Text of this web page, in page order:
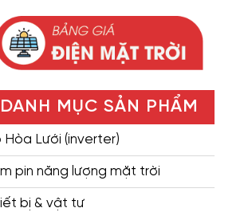
DANH MỤC SẢN PHẨM
Hòa Lưới (inverter)
pin năng lượng mặt trời
bị & vật tư